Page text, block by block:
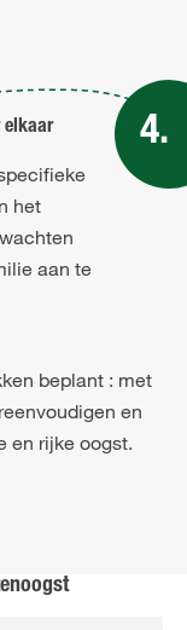
elkaar
het
aan te
beplant : met
en
en rijke oogst.